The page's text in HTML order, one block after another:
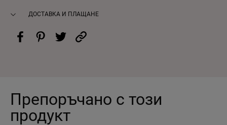
ДОСТАВКА И ПЛАЩАНЕ
Препоръчано с този
продукт